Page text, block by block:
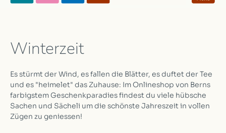
Winterzeit
Es stürmt der Wind, es fallen die Blätter, es duftet der Tee
und es "heimelet" das Zuhause: Im Onlineshop von Berns
farbigstem Geschenkparadies findest du viele hübsche
Sachen und Sächeli um die schönste Jahreszeit in vollen
Zügen zu geniessen!